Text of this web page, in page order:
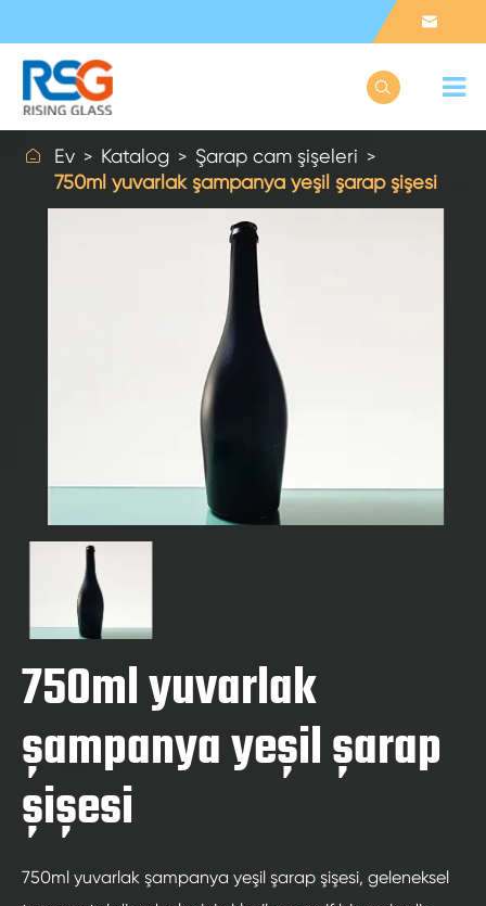


 Ev Katalog
Şarap cam şişeleri
750ml yuvarlak şampanya yeşil şarap şişesi
750ml yuvarlak
şampanya yeşil şarap
şişesi
750ml yuvarlak şampanya yeşil şarap şişesi, geleneksel